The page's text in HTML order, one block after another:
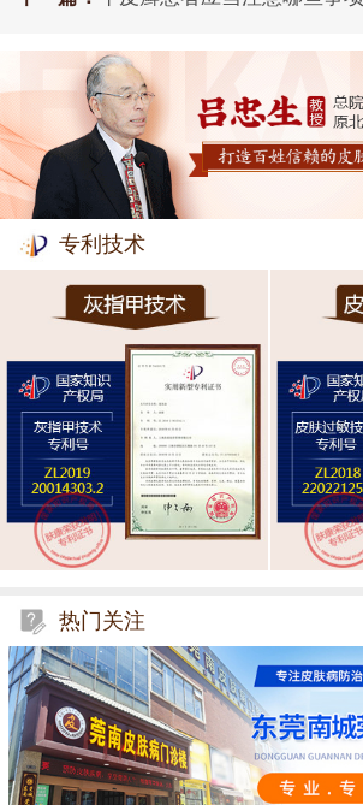
专利技术
热门关注